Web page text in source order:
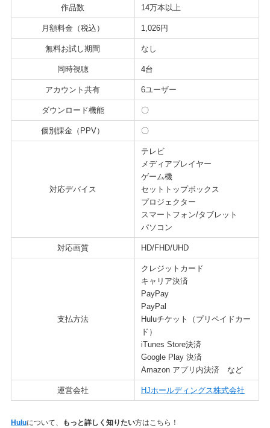
作品数 14万本以上
月額料金（税込） 1,026円
無料お試し期間 なし
同時視聴 4台
アカウント共有 6ユーザー
ダウンロード機能 〇
個別課金（PPV） 〇
対応デバイス
テレビ
メディアプレイヤー
ゲーム機
セットトップボックス
プロジェクター
スマートフォン/タブレット
パソコン
対応画質 HD/FHD/UHD
支払方法
クレジットカード
キャリア決済
PayPay
PayPal
Huluチケット（プリペイドカー
ド）
iTunes Store決済
Google Play 決済
Amazon アプリ内決済 など
運営会社 HJホールディングス株式会社
Huluについて、 もっと詳しく知りたい方はこちら！